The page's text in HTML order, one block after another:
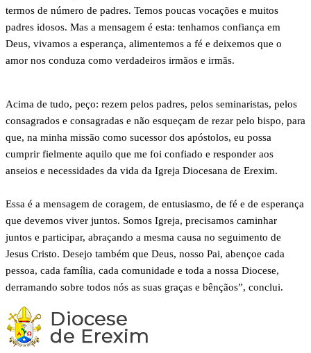
termos de número de padres. Temos poucas vocações e muitos
padres idosos. Mas a mensagem é esta: tenhamos confiança em
Deus, vivamos a esperança, alimentemos a fé e deixemos que o
amor nos conduza como verdadeiros irmãos e irmãs.
Acima de tudo, peço: rezem pelos padres, pelos seminaristas, pelos
consagrados e consagradas e não esqueçam de rezar pelo bispo, para
que, na minha missão como sucessor dos apóstolos, eu possa
cumprir fielmente aquilo que me foi confiado e responder aos
anseios e necessidades da vida da Igreja Diocesana de Erexim.
Essa é a mensagem de coragem, de entusiasmo, de fé e de esperança
que devemos viver juntos. Somos Igreja, precisamos caminhar
juntos e participar, abraçando a mesma causa no seguimento de
Jesus Cristo. Desejo também que Deus, nosso Pai, abençoe cada
pessoa, cada família, cada comunidade e toda a nossa Diocese,
derramando sobre todos nós as suas graças e bênçãos”, conclui.